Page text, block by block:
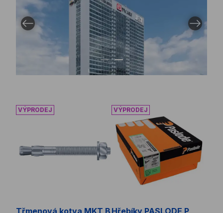
Předcházející obrázek Další
Přejít na obrázek 1
Přejít na obrázek 2
Třmenová kotva MKT B Zn
Třmenová kotva MKT B
Hřebíky PASLODE P
Hřebíky PASLODE P